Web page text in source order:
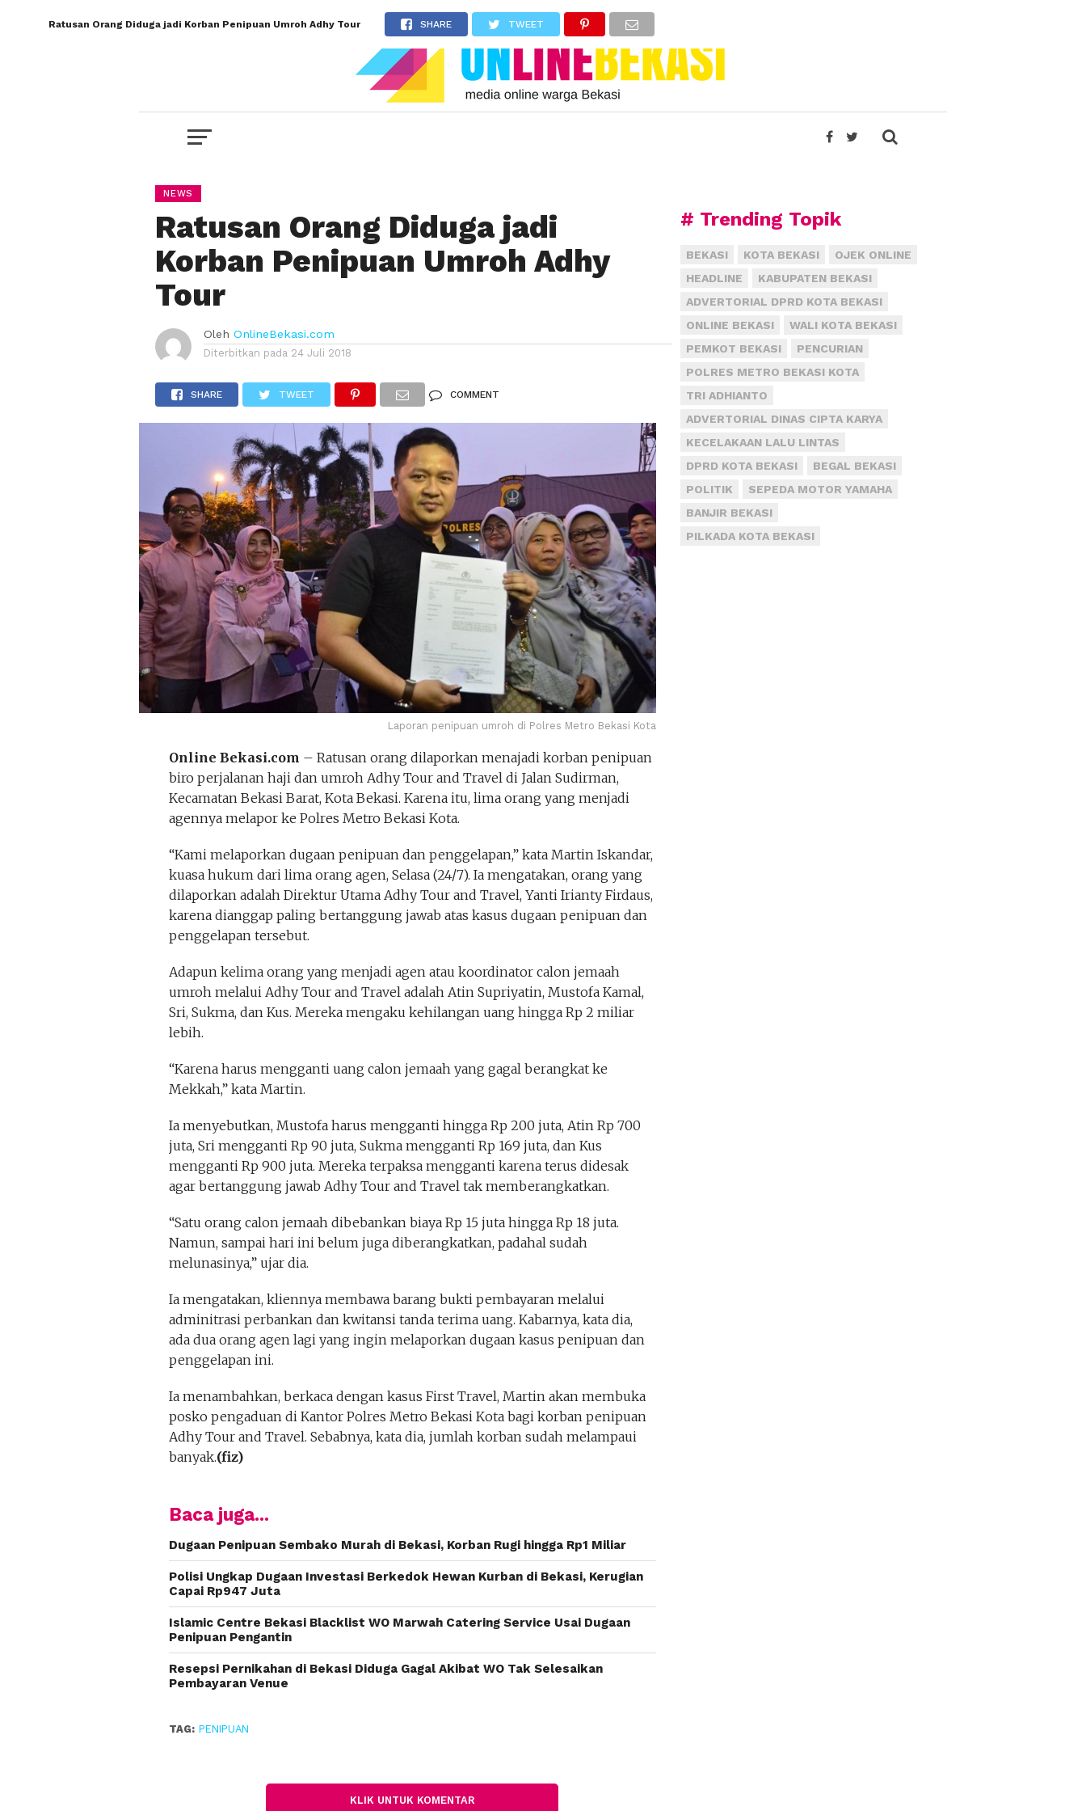
Ratusan Orang Diduga jadi Korban Penipuan Umroh Adhy Tour SHARE TWEET
NEWS
Ratusan Orang Diduga jadi
Korban Penipuan Umroh Adhy
Tour
Oleh OnlineBekasi.com
Diterbitkan pada 24 Juli 2018
SHARE TWEET COMMENT
Laporan penipuan umroh di Polres Metro Bekasi Kota
Online Bekasi.com – Ratusan orang dilaporkan menajadi korban penipuan
biro perjalanan haji dan umroh Adhy Tour and Travel di Jalan Sudirman,
Kecamatan Bekasi Barat, Kota Bekasi. Karena itu, lima orang yang menjadi
agennya melapor ke Polres Metro Bekasi Kota.
“Kami melaporkan dugaan penipuan dan penggelapan,” kata Martin Iskandar,
kuasa hukum dari lima orang agen, Selasa (24/7). Ia mengatakan, orang yang
dilaporkan adalah Direktur Utama Adhy Tour and Travel, Yanti Irianty Firdaus,
karena dianggap paling bertanggung jawab atas kasus dugaan penipuan dan
penggelapan tersebut.
Adapun kelima orang yang menjadi agen atau koordinator calon jemaah
umroh melalui Adhy Tour and Travel adalah Atin Supriyatin, Mustofa Kamal,
Sri, Sukma, dan Kus. Mereka mengaku kehilangan uang hingga Rp 2 miliar
lebih.
“Karena harus mengganti uang calon jemaah yang gagal berangkat ke
Mekkah,” kata Martin.
Ia menyebutkan, Mustofa harus mengganti hingga Rp 200 juta, Atin Rp 700
juta, Sri mengganti Rp 90 juta, Sukma mengganti Rp 169 juta, dan Kus
mengganti Rp 900 juta. Mereka terpaksa mengganti karena terus didesak
agar bertanggung jawab Adhy Tour and Travel tak memberangkatkan.
“Satu orang calon jemaah dibebankan biaya Rp 15 juta hingga Rp 18 juta.
Namun, sampai hari ini belum juga diberangkatkan, padahal sudah
melunasinya,” ujar dia.
Ia mengatakan, kliennya membawa barang bukti pembayaran melalui
adminitrasi perbankan dan kwitansi tanda terima uang. Kabarnya, kata dia,
ada dua orang agen lagi yang ingin melaporkan dugaan kasus penipuan dan
penggelapan ini.
Ia menambahkan, berkaca dengan kasus First Travel, Martin akan membuka
posko pengaduan di Kantor Polres Metro Bekasi Kota bagi korban penipuan
Adhy Tour and Travel. Sebabnya, kata dia, jumlah korban sudah melampaui
banyak.(fiz)
Baca juga...
Dugaan Penipuan Sembako Murah di Bekasi, Korban Rugi hingga Rp1 Miliar
Polisi Ungkap Dugaan Investasi Berkedok Hewan Kurban di Bekasi, Kerugian
Capai Rp947 Juta
Islamic Centre Bekasi Blacklist WO Marwah Catering Service Usai Dugaan
Penipuan Pengantin
Resepsi Pernikahan di Bekasi Diduga Gagal Akibat WO Tak Selesaikan
Pembayaran Venue
TAG: PENIPUAN
KLIK UNTUK KOMENTAR
# Trending Topik
BEKASI KOTA BEKASI
OJEK ONLINE
HEADLINE
KABUPATEN BEKASI
ADVERTORIAL DPRD KOTA BEKASI
ONLINE BEKASI
WALI KOTA BEKASI
PEMKOT BEKASI
PENCURIAN
POLRES METRO BEKASI KOTA
TRI ADHIANTO
ADVERTORIAL DINAS CIPTA KARYA
KECELAKAAN LALU LINTAS
DPRD KOTA BEKASI
BEGAL BEKASI
POLITIK
SEPEDA MOTOR YAMAHA
BANJIR BEKASI
PILKADA KOTA BEKASI